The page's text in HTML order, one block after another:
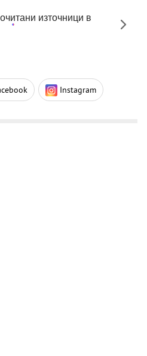
източници в
Instagram